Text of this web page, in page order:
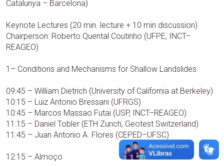
Catalunya – Barcelona)
Keynote Lectures (20 min. lecture + 10 min discussion)
Chairperson: Roberto Quental Coutinho (UFPE, INCT–
REAGEO)
1– Conditions and Mechanisms for Shallow Landslides
09:45 – William Dietrich (University of California at Berkeley)
10:15 – Luiz Antonio Bressani (UFRGS)
10:45 – Marcos Massao Futai (USP, INCT–REAGEO)
11:15 – Daniel Tobler (ETH Zurich, Geotest Switzerland)
11:45 – Juan Antonio A. Flores (CEPED–UFSC)
12:15 – Almoço